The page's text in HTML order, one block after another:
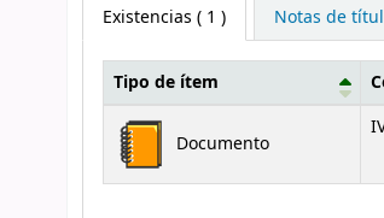
Existencias ( 1 ) Notas de
Existencias
Tipo de ítem
Documento